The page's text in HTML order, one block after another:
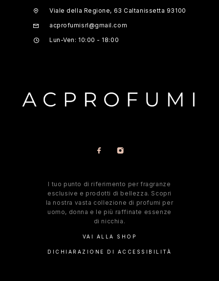
Viale della Regione, 63 Caltanissetta 93100
acprofumisrl@gmail.com
Lun-Ven: 10:00 - 18:00
l tuo punto di riferimento per fragranze
esclusive e prodotti di bellezza. Scopri
la nostra vasta collezione di profumi per
uomo, donna e le più raffinate essenze
di nicchia.
VAI ALLA SHOP
DICHIARAZIONE DI ACCESSIBILITÀ